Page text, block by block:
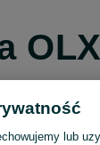
przez
lub